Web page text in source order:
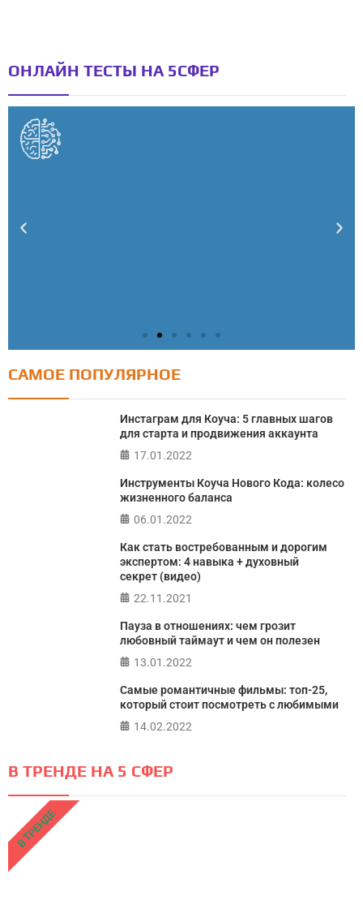
ОНЛАЙН ТЕСТЫ НА 5СФЕР
Тест: Как я контролирую свою жизнь?
Джулиана Роттера
САМОЕ ПОПУЛЯРНОЕ
Инстаграм для Коуча: 5 главных шагов
для старта и продвижения аккаунта
17.01.2022
Инструменты Коуча Нового Кода: колесо
жизненного баланса
06.01.2022
Как стать востребованным и дорогим
экспертом: 4 навыка + духовный
секрет (видео)
22.11.2021
Пауза в отношениях: чем грозит
любовный таймаут и чем он полезен
13.01.2022
Самые романтичные фильмы: топ-25,
который стоит посмотреть с любимыми
14.02.2022
В ТРЕНДЕ НА 5 СФЕР
В ТРЕНДЕ